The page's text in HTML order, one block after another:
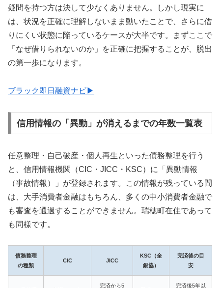
疑問を持つ方は決して少なくありません。しかし現実に
は、状況を正確に理解しないまま動いたことで、さらに借
りにくい状態に陥っているケースが大半です。まずここで
「なぜ借りられないのか」を正確に把握することが、脱出
の第一歩になります。
ブラック即日融資ナビ▶
信用情報の「異動」が消えるまでの年数一覧表
任意整理・自己破産・個人再生といった債務整理を行う
と、信用情報機関（CIC・JICC・KSC）に「異動情報
（事故情報）」が登録されます。この情報が残っている間
は、大手消費者金融はもちろん、多くの中小消費者金融で
も審査を通過することができません。瑞穂町在住であって
も同様です。
債務整理
の種類
CIC JICC
KSC（全
銀協）
完済後の目
安
完済から5
完済後5年以